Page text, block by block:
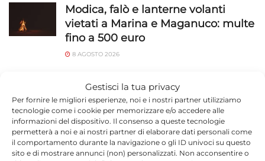
Gestisci la tua privacy
Per fornire le migliori esperienze, noi e i nostri partner utilizziamo
tecnologie come i cookie per memorizzare e/o accedere alle
informazioni del dispositivo. Il consenso a queste tecnologie
permetterà a noi e ai nostri partner di elaborare dati personali come
il comportamento durante la navigazione o gli ID univoci su questo
sito e di mostrare annunci (non) personalizzati. Non acconsentire o
Modica, falò e lanterne volanti
vietati a Marina e Maganuco: multe
fino a 500 euro
8 AGOSTO 2026
all’opposizione: «Dimettiamoci tutti
e votiamo»
8 AGOSTO 2026
Beach Soccer: stasera a Scoglitti si